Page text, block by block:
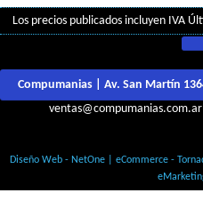
Los precios publicados incluyen IVA
Compumanias | Av. San Martín
ventas@compumanias.com.ar
Diseño Web - NetOne| eCommerce -